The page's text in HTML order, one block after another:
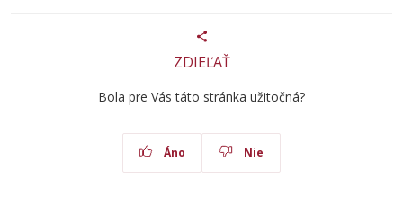
ZDIEĽAŤ
Bola pre Vás táto stránka užitočná?
Áno Nie